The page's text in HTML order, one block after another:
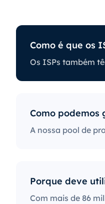
Como
que vai
ProxyLite oferece